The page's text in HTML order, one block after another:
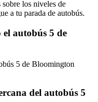
los niveles de
a tu parada de autobús.
el autobús 5 de
5 de Bloomington
del autobús 5